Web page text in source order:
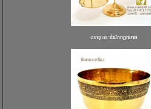
ตราชู ตราชั่งนักกฏหมาย